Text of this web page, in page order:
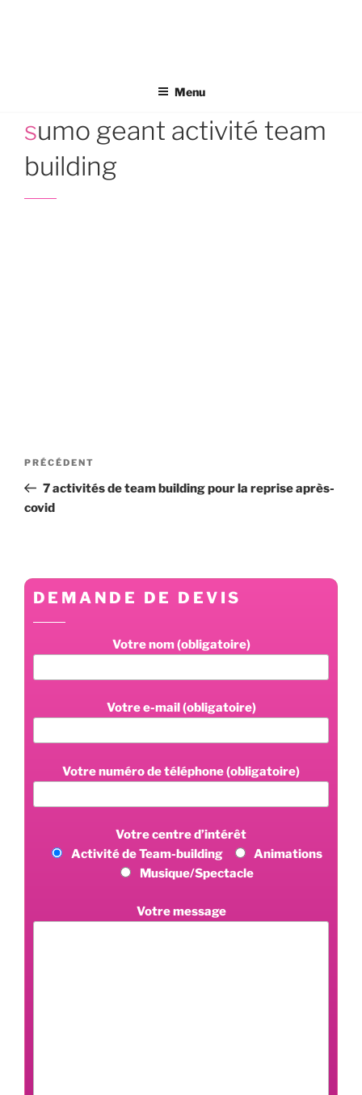
Menu
sumo geant activité team
building
Navigation
l’article
Article
précédent
PRÉCÉDENT
7 activités de team building pour la reprise après-
covid
DEMANDE DE DEVIS
Votre nom (obligatoire)
Votre e-mail (obligatoire)
Votre numéro de téléphone (obligatoire)
Votre centre d’intérêt
Activité de Team-building
Animations
Musique/Spectacle
Votre message